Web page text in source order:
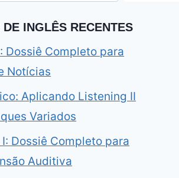
DE INGLÊS RECENTES
Dossiê Completo para
Notícias
Aplicando Listening II
Variados
Dossiê Completo para
Auditiva